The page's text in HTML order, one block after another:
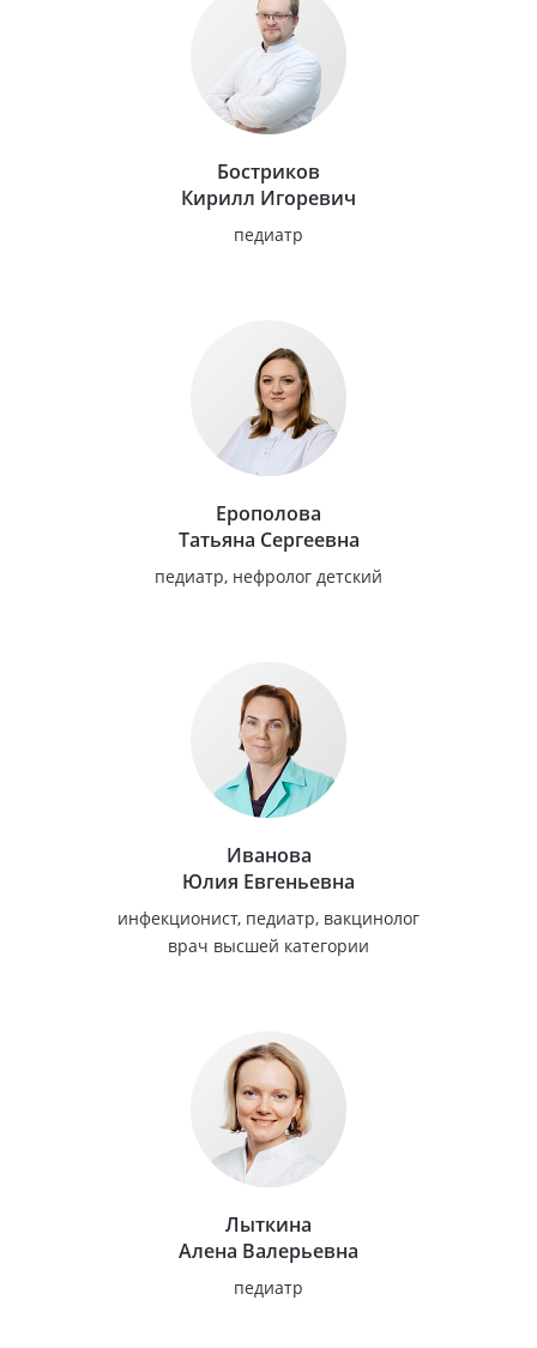
Бостриков
Кирилл Игоревич
педиатр
Ерополова
Татьяна Сергеевна
педиатр, нефролог детский
Иванова
Юлия Евгеньевна
инфекционист, педиатр, вакцинолог
врач высшей категории
Лыткина
Алена Валерьевна
педиатр